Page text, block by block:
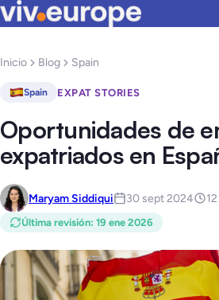
Inicio Blog Spain
Spain EXPAT STORIES
Oportunidades de
expatriados en
Maryam Siddiqui 30 sept 2024
Última revisión: 19 ene 2026